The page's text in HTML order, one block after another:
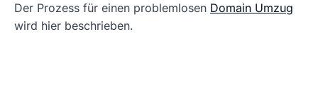
Der Prozess für einen problemlosen Domain Umzug
wird hier beschrieben.